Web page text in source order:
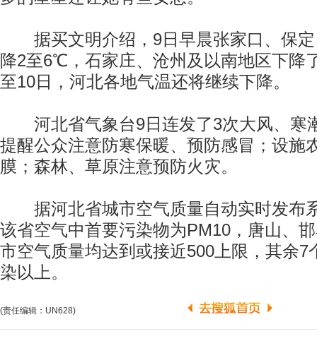
据买文明介绍，9日早晨张家口、保定
降2至6℃，石家庄、沧州及以南地区下降
至10日，河北各地气温还将继续下降。
河北省气象台9日连发了3次大风、寒
提醒公众注意防寒保暖、预防感冒；设施
膜；森林、草原注意预防火灾。
据河北省城市空气质量自动实时发布
该省空气中首要污染物为PM10，唐山、
市空气质量均达到或接近500上限，其余7
染以上。
(责任编辑：UN628)